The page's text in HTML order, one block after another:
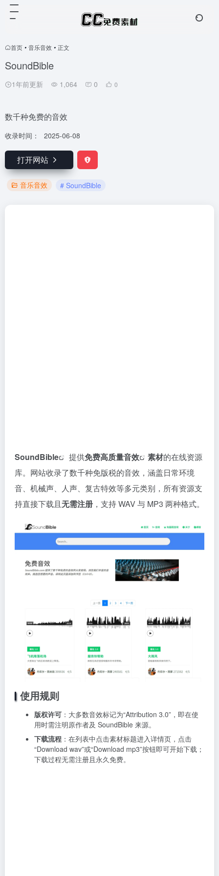
首页 • 音乐音效 • 正文
SoundBible
1年前更新 1,064 0 0
数千种免费的音效
收录时间： 2025-06-08
打开网站
音乐音效 # SoundBible
SoundBible 提供免费高质量音效 素材的在线资源
库。网站收录了数千种免版税的音效，涵盖日常环境
音、机械声、人声、复古特效等多元类别，所有资源支
持直接下载且无需注册 ，支持 WAV 与 MP3 两种格式。
使用规则
版权许可 ：大多数音效标记为“Attribution 3.0”，即在使
用时需注明原作者及 SoundBible 来源。
下载流程 ：在列表中点击素材标题进入详情页，点击
“Download wav”或“Download mp3”按钮即可开始下载；
下载过程无需注册且永久免费。